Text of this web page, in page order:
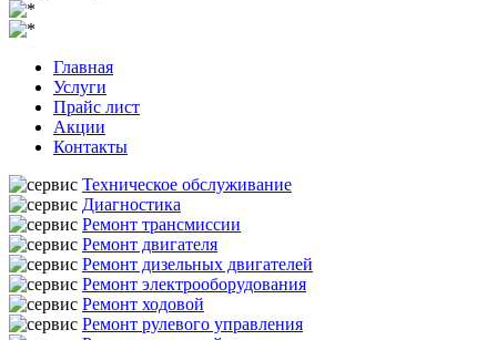
Главная
Услуги
Прайс лист
Акции
Контакты
Техническое обслуживание
Диагностика
Ремонт трансмиссии
Ремонт двигателя
Ремонт дизельных двигателей
Ремонт электрооборудования
Ремонт ходовой
Ремонт рулевого управления